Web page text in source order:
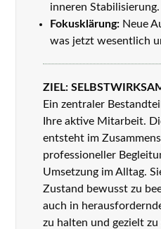
inneren Stabilisierung.
Fokusklärung: Neue
was jetzt wesentlich
ZIEL:
Ein zentraler
Ihre aktive Mitarbeit.
entsteht im
professioneller
Umsetzung im Alltag.
Zustand bewusst zu
auch in
zu halten und gezielt